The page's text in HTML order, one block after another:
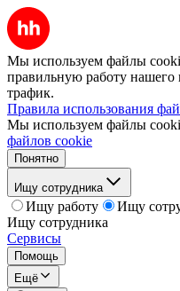
Мы используем файлы
правильную работу нашего
трафик.
Правила использования
Мы используем файлы
файлов cookie
Понятно
Ищу сотрудника
Ищу работу
Ищу
Ищу сотрудника
Сервисы
Помощь
Ещё